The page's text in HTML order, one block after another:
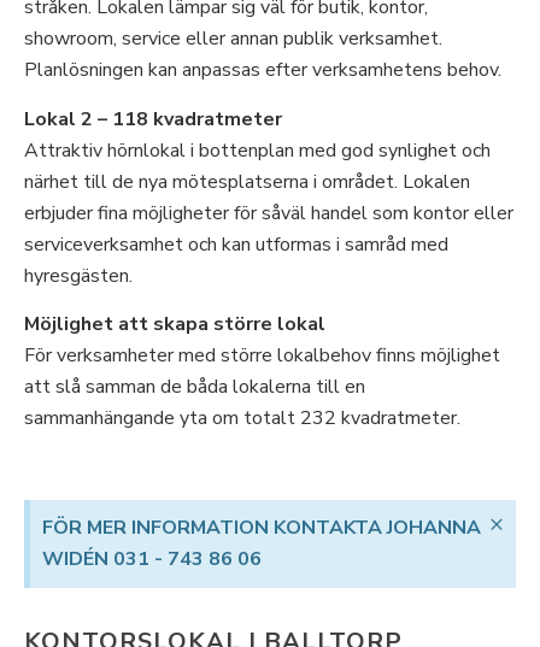
stråken. Lokalen lämpar sig väl för butik, kontor,
showroom, service eller annan publik verksamhet.
Planlösningen kan anpassas efter verksamhetens behov.
Lokal 2 – 118 kvadratmeter
Attraktiv hörnlokal i bottenplan med god synlighet och
närhet till de nya mötesplatserna i området. Lokalen
erbjuder fina möjligheter för såväl handel som kontor eller
serviceverksamhet och kan utformas i samråd med
hyresgästen.
Möjlighet att skapa större lokal
För verksamheter med större lokalbehov finns möjlighet
att slå samman de båda lokalerna till en
sammanhängande yta om totalt 232 kvadratmeter.
FÖR MER INFORMATION KONTAKTA JOHANNA
WIDÉN 031 - 743 86 06
×